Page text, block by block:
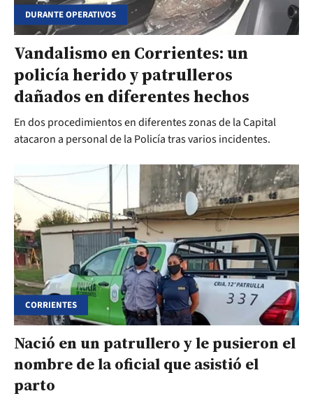
DURANTE OPERATIVOS
Vandalismo en Corrientes: un
policía herido y patrulleros
dañados en diferentes hechos
En dos procedimientos en diferentes zonas de la Capital
atacaron a personal de la Policía tras varios incidentes.
CORRIENTES
Nació en un patrullero y le pusieron el
nombre de la oficial que asistió el
parto